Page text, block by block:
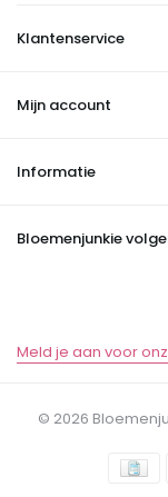
Klantenservice
Mijn account
Informatie
Bloemenjunkie
Meld je aan voor
© 2026